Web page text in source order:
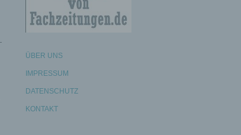
ÜBER UNS
IMPRESSUM
DATENSCHUTZ
KONTAKT